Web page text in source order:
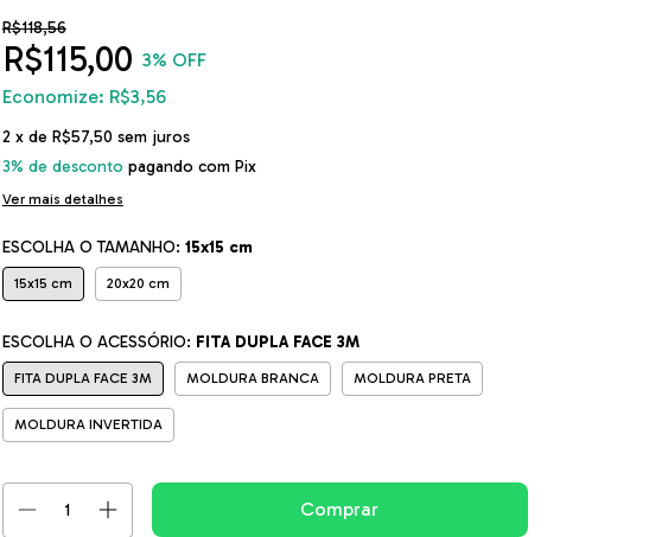
R$118,56
R$115,00 3% OFF
Economize: R$3,56
2 x de R$57,50 sem juros
3% de desconto pagando com Pix
Ver mais detalhes
ESCOLHA O TAMANHO: 15x15 cm
15x15 cm 20x20 cm
ESCOLHA O ACESSÓRIO: FITA DUPLA FACE 3M
FITA DUPLA FACE 3M MOLDURA BRANCA MOLDURA PRETA
MOLDURA INVERTIDA